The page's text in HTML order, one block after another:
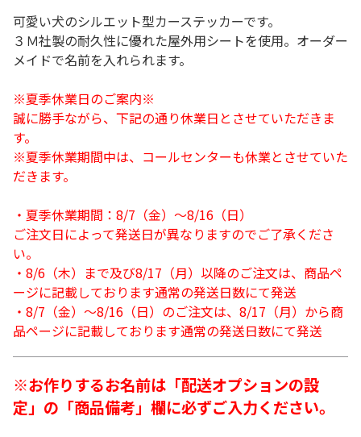
可愛い犬のシルエット型カーステッカーです。
３Ｍ社製の耐久性に優れた屋外用シートを使用。オーダー
メイドで名前を入れられます。
※夏季休業日のご案内※
誠に勝手ながら、下記の通り休業日とさせていただきま
す。
※夏季休業期間中は、コールセンターも休業とさせていた
だきます。
・夏季休業期間：8/7（金）～8/16（日）
ご注文日によって発送日が異なりますのでご了承くださ
い。
・8/6（木）まで及び8/17（月）以降のご注文は、商品ペ
ージに記載しております通常の発送日数にて発送
・8/7（金）～8/16（日）のご注文は、8/17（月）から商
品ページに記載しております通常の発送日数にて発送
※お作りするお名前は「配送オプションの設
定」の「商品備考」欄に必ずご入力ください。